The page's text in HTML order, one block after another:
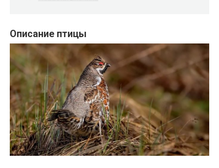
Описание птицы